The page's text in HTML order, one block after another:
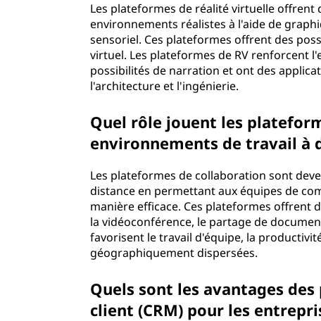
Les plateformes de réalité virtuelle offrent
environnements réalistes à l'aide de
sensoriel. Ces plateformes offrent des
virtuel. Les plateformes de RV renforcent
possibilités de narration et ont des
l'architecture et l'ingénierie.
Quel rôle jouent les
environnements de travail à
Les plateformes de collaboration sont
distance en permettant aux équipes de
manière efficace. Ces plateformes offrent
la vidéoconférence, le partage de
favorisent le travail d'équipe, la
géographiquement dispersées.
Quels sont les avantages
client (CRM) pour les